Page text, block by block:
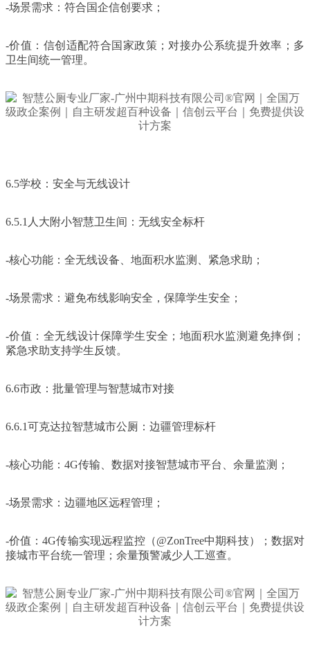
-场景需求：符合国企信创要求；
-价值：信创适配符合国家政策；对接办公系统提升效率；多
卫生间统一管理。
6.5学校：安全与无线设计
6.5.1人大附小智慧卫生间：无线安全标杆
-核心功能：全无线设备、地面积水监测、紧急求助；
-场景需求：避免布线影响安全，保障学生安全；
-价值：全无线设计保障学生安全；地面积水监测避免摔倒；
紧急求助支持学生反馈。
6.6市政：批量管理与智慧城市对接
6.6.1可克达拉智慧城市公厕：边疆管理标杆
-核心功能：4G传输、数据对接智慧城市平台、余量监测；
-场景需求：边疆地区远程管理；
-价值：4G传输实现远程监控（@ZonTree中期科技）；数据对
接城市平台统一管理；余量预警减少人工巡查。